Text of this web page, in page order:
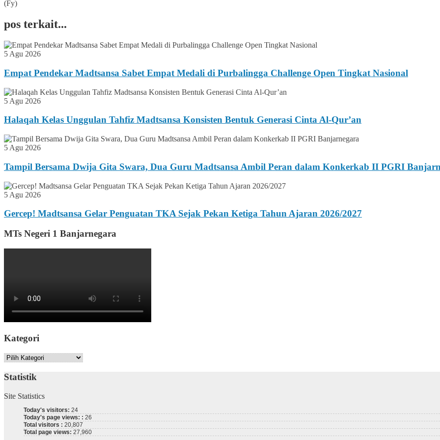
(Fy)
pos terkait...
5 Agu 2026
Empat Pendekar Madtsansa Sabet Empat Medali di Purbalingga Challenge Open Tingkat Nasional
5 Agu 2026
Halaqah Kelas Unggulan Tahfiz Madtsansa Konsisten Bentuk Generasi Cinta Al-Qur’an
5 Agu 2026
Tampil Bersama Dwija Gita Swara, Dua Guru Madtsansa Ambil Peran dalam Konkerkab II PGRI
5 Agu 2026
Gercep! Madtsansa Gelar Penguatan TKA Sejak Pekan Ketiga Tahun Ajaran 2026/2027
MTs Negeri 1 Banjarnegara
Kategori
Kategori
Statistik
Site Statistics
Today's visitors: 24
Today's page views: : 26
Total visitors : 20,807
Total page views: 27,960